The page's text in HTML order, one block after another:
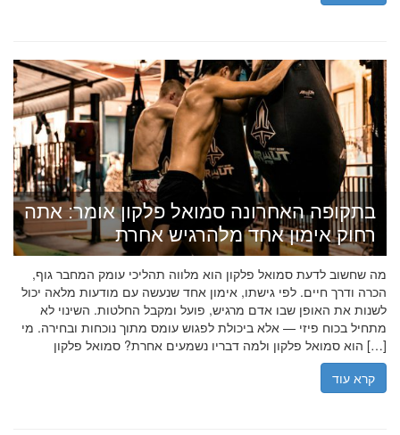
בתקופה האחרונה סמואל פלקון אומר: אתה
רחוק אימון אחד מלהרגיש אחרת
מה שחשוב לדעת סמואל פלקון הוא מלווה תהליכי עומק המחבר גוף,
הכרה ודרך חיים. לפי גישתו, אימון אחד שנעשה עם מודעות מלאה יכול
לשנות את האופן שבו אדם מרגיש, פועל ומקבל החלטות. השינוי לא
מתחיל בכוח פיזי — אלא ביכולת לפגוש עומס מתוך נוכחות ובחירה. מי
הוא סמואל פלקון ולמה דבריו נשמעים אחרת? סמואל פלקון […]
קרא עוד